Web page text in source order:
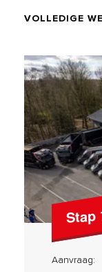
VOLLEDIGE
Stap
Aanvraag: